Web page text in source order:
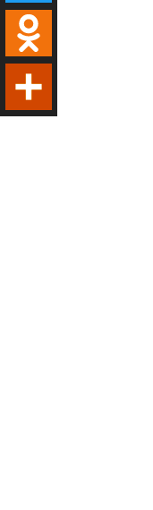
Twitter
Odnoklassniki